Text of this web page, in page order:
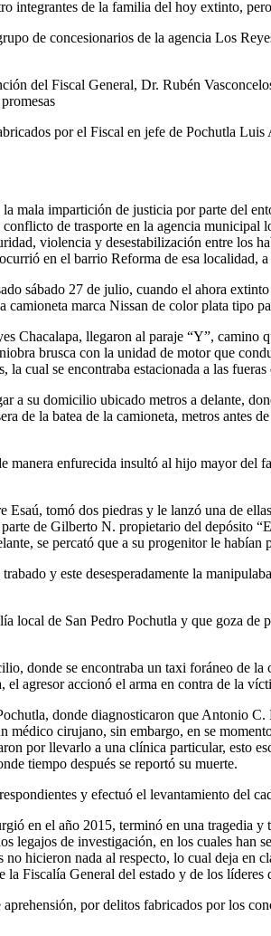
integrantes de la familia del hoy extinto,
de concesionarios de la agencia Los
del Fiscal General, Dr. Rubén
por el Fiscal en jefe de Pochutla
mala impartición de justicia por parte del
de trasporte en la agencia
violencia y desestabilización entre los
en el barrio Reforma de esa localidad,
sábado 27 de julio, cuando el ahora
marca Nissan de color plata tipo
Chacalapa, llegaron al paraje “Y”, camino
brusca con la unidad de motor que
cual se encontraba estacionada a las
a su domicilio ubicado metros a delante,
de la batea de la camioneta, metros
manera enfurecida insultó al hijo mayor del
Esaú, tomó dos piedras y le lanzó una de
de Gilberto N. propietario del depósito
se percató que a su progenitor le
y este desesperadamente la
local de San Pedro Pochutla y que goza
donde se encontraba un taxi foráneo de
el agresor accionó el arma en contra de la
donde diagnosticaron que Antonio
cirujano, sin embargo, en se
por llevarlo a una clínica particular, esto
tiempo después se reportó su muerte.
y efectuó el levantamiento del
en el año 2015, terminó en una tragedia
de investigación, en los cuales han
hicieron nada al respecto, lo cual deja
Fiscalía General del estado y de los líderes
por delitos fabricados por los